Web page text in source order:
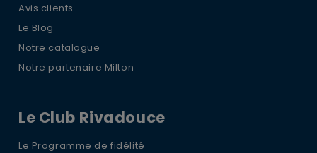
Avis clients
Le Blog
Notre catalogue
Notre partenaire Milton
Le Club Rivadouce
Le Programme de fidélité